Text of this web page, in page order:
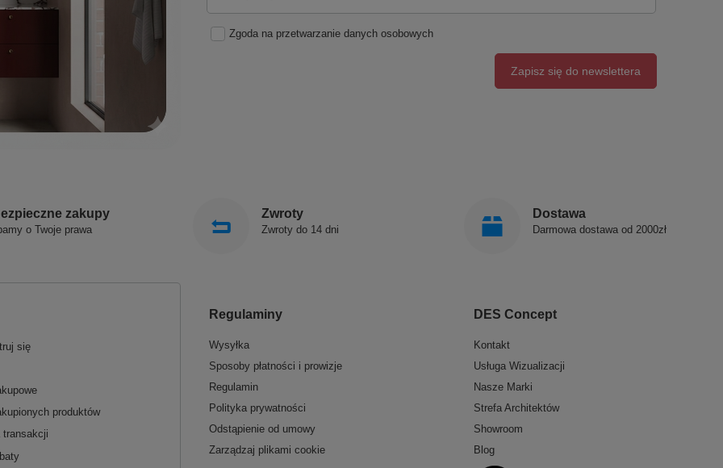
Zgoda na przetwarzanie danych osobowych
Zapisz się do newslettera
zakupy
o Twoje prawa
Zwroty
Zwroty do 14 dni
Dostawa
Darmowa dostawa od 2000zł
się
produktów
transakcji
Regulaminy
Wysyłka
Sposoby płatności i prowizje
Regulamin
Polityka prywatności
Odstąpienie od umowy
Zarządzaj plikami cookie
DES Concept
Kontakt
Usługa Wizualizacji
Nasze Marki
Strefa Architektów
Showroom
Blog